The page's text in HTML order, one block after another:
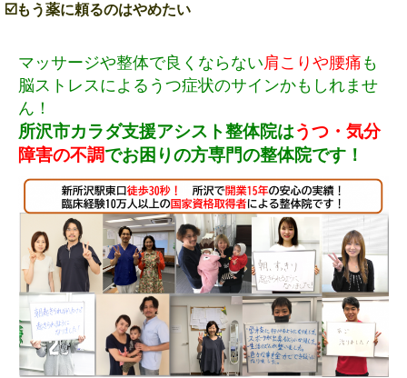
☑️もう薬に頼るのはやめたい
マッサージや整体で良くならない肩こりや腰痛 も
脳ストレスによるうつ症状のサインかもしれませ
ん！
所沢市カラダ支援アシスト整体院はうつ・気分
障害の不調でお困りの方専門の整体院です！